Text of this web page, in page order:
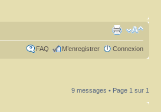
FAQ M’enregistrer Connexion
9 messages • Page 1 sur 1